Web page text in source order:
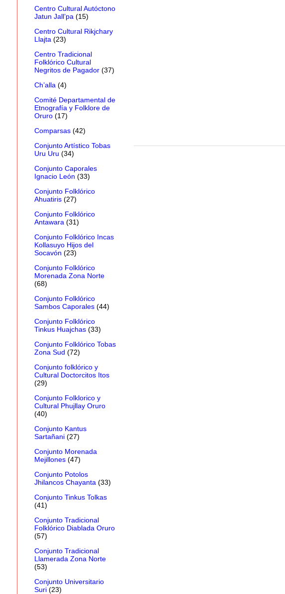
Centro Cultural Autóctono
Jatun Jall’pa (15)
Centro Cultural Rikjchary
Llajta (23)
Centro Tradicional
Folklórico Cultural
Negritos de Pagador (37)
Ch’alla (4)
Comité Departamental de
Etnografía y Folklore de
Oruro (17)
Comparsas (42)
Conjunto Artístico Tobas
Uru Uru (34)
Conjunto Caporales
Ignacio León (33)
Conjunto Folklórico
Ahuatiris (27)
Conjunto Folklórico
Antawara (31)
Conjunto Folklórico Incas
Kollasuyo Hijos del
Socavón (23)
Conjunto Folklórico
Morenada Zona Norte
(68)
Conjunto Folklórico
Sambos Caporales (44)
Conjunto Folklórico
Tinkus Huajchas (33)
Conjunto Folklórico Tobas
Zona Sud (72)
Conjunto folklórico y
Cultural Doctorcitos Itos
(29)
Conjunto Folklorico y
Cultural Phujllay Oruro
(40)
Conjunto Kantus
Sartañani (27)
Conjunto Morenada
Mejillones (47)
Conjunto Potolos
Jhilancos Chayanta (33)
Conjunto Tinkus Tolkas
(41)
Conjunto Tradicional
Folklórico Diablada Oruro
(57)
Conjunto Tradicional
Llamerada Zona Norte
(53)
Conjunto Universitario
Suri (23)